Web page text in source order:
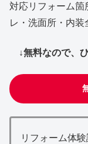
対応リフォーム箇
レ・洗面所・内
↓無料なので、
リフォーム体験